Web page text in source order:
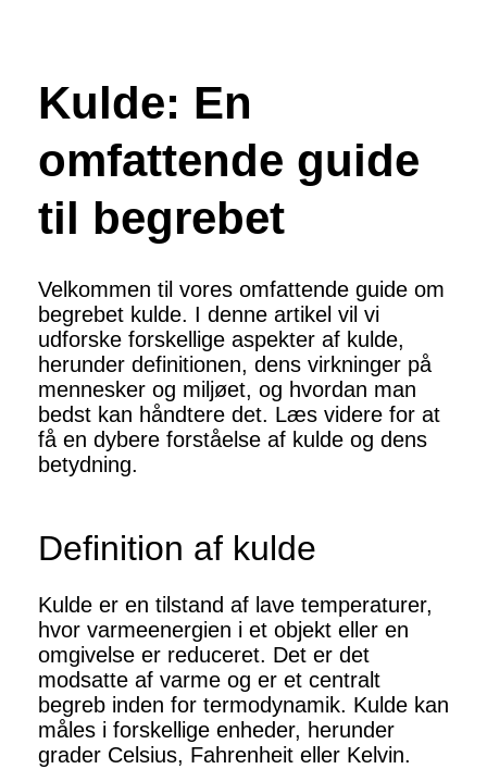
Kulde: En
omfattende guide
til begrebet
Velkommen til vores omfattende guide om
begrebet kulde. I denne artikel vil vi
udforske forskellige aspekter af kulde,
herunder definitionen, dens virkninger på
mennesker og miljøet, og hvordan man
bedst kan håndtere det. Læs videre for at
få en dybere forståelse af kulde og dens
betydning.
Definition af kulde
Kulde er en tilstand af lave temperaturer,
hvor varmeenergien i et objekt eller en
omgivelse er reduceret. Det er det
modsatte af varme og er et centralt
begreb inden for termodynamik. Kulde kan
måles i forskellige enheder, herunder
grader Celsius, Fahrenheit eller Kelvin.